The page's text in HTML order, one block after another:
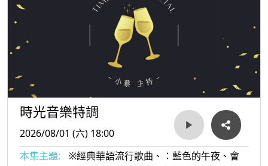
時光音樂特調
2026/08/01 (六) 18:00
本集主題:
※經典華語流行歌曲、：藍色的午夜、會